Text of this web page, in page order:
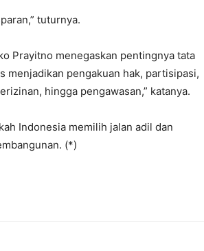
tuturnya.
Prayitno menegaskan pentingnya tata
menjadikan pengakuan hak, partisipasi,
hingga pengawasan,” katanya.
Indonesia memilih jalan adil dan
(*)